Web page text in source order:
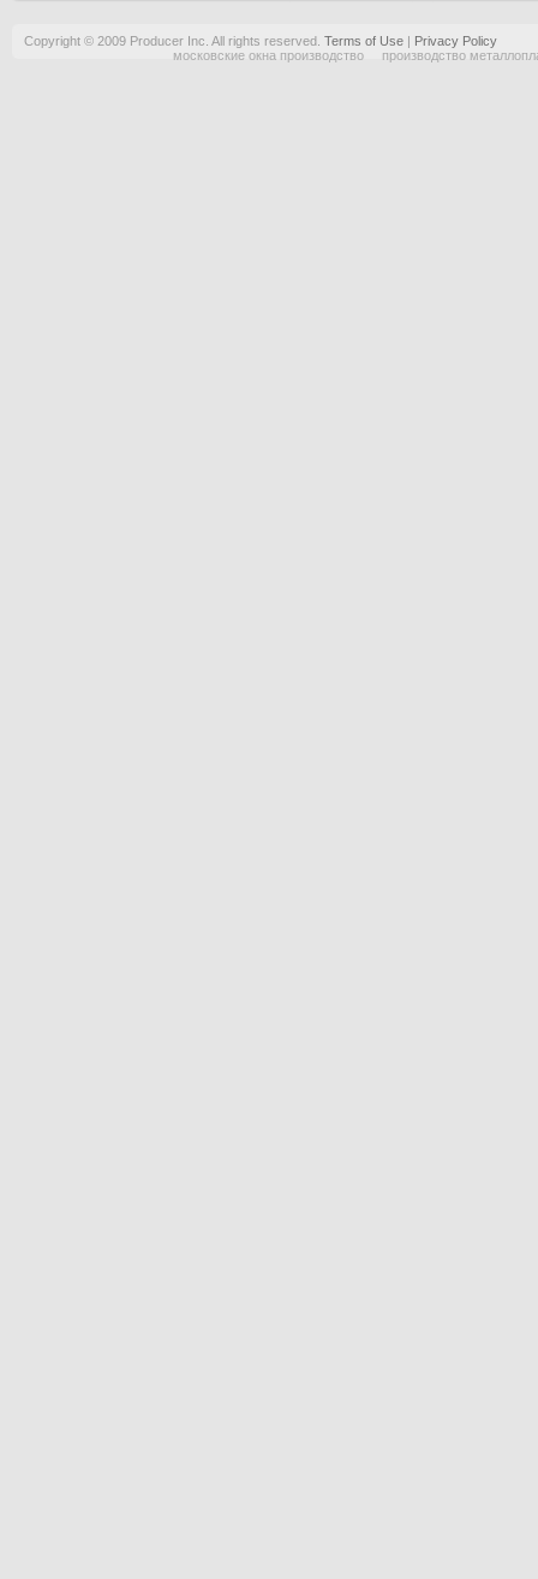
Copyright © 2009 Producer Inc. All rights reserved. Terms of Use| Privacy Policy
московские окна производство
производство